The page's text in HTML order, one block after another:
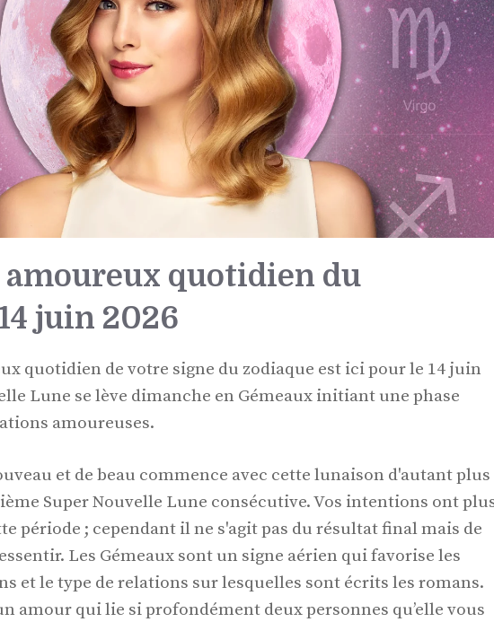
amoureux quotidien du
juin 2026
quotidien de votre signe du zodiaque est ici pour le 14 juin
Lune se lève dimanche en Gémeaux initiant une phase
amoureuses.
et de beau commence avec cette lunaison d'autant plus
Super Nouvelle Lune consécutive. Vos intentions ont
période ; cependant il ne s'agit pas du résultat final mais de
Les Gémeaux sont un signe aérien qui favorise les
et le type de relations sur lesquelles sont écrits les romans.
amour qui lie si profondément deux personnes qu’elle vous